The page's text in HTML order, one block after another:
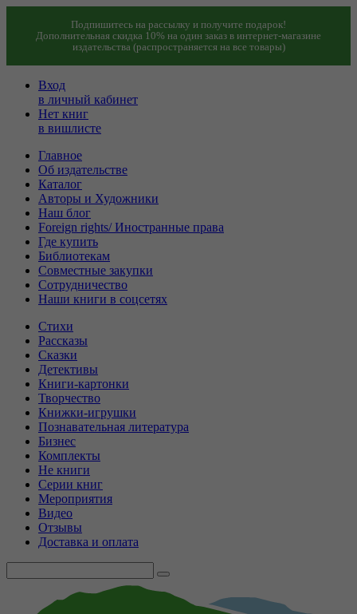
Подпишитесь на рассылку и получите подарок!
Дополнительная скидка 10% на один заказ в интернет-магазине
издательства (распространяется на все товары)
Вход
в личный кабинет
Нет книг
в вишлисте
Главное
Об издательстве
Каталог
Авторы и Художники
Наш блог
Foreign rights/ Иностранные права
Где купить
Библиотекам
Совместные закупки
Сотрудничество
Наши книги в соцсетях
Стихи
Рассказы
Сказки
Детективы
Книги-картонки
Творчество
Книжки-игрушки
Познавательная литература
Бизнес
Комплекты
Не книги
Серии книг
Мероприятия
Видео
Отзывы
Доставка и оплата